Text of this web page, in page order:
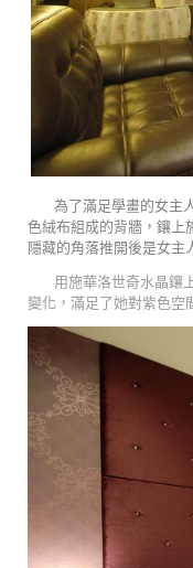
為了滿足學畫的女主
色絨布組成的背牆，鑲上
隱藏的角落推開後是女主
用施華洛世奇水晶鑲
變化，滿足了她對紫色空